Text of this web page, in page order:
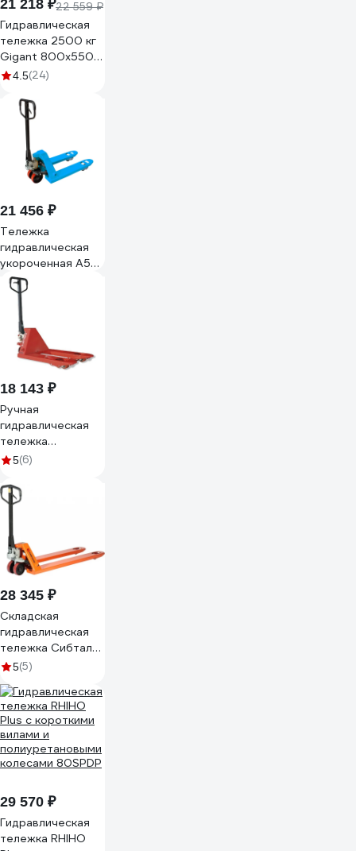
21 218 ₽22 559 ₽
Гидравлическая
тележка 2500 кг
Gigant 800x550
мм
колеса
JHPT2500-800-
4.5(24)
21 456 ₽
Тележка
гидравлическая
укороченная А5
AC 2008 г/п
2000 вилы
800x550 1007801
18 143 ₽
Ручная
гидравлическая
тележка
коротковильная
L800 800 мм
2500 кг 789930
5(6)
28 345 ₽
Складская
гидравлическая
тележка Сибталь
модель ACR,
070 2070 2508
5(5)
29 570 ₽
Гидравлическая
тележка RHIHO